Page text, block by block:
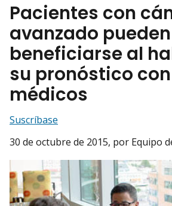
Pacientes con
avanzado pueden
beneficiarse al
su pronóstico
médicos
Suscríbase
30 de octubre de 2015, por Equipo